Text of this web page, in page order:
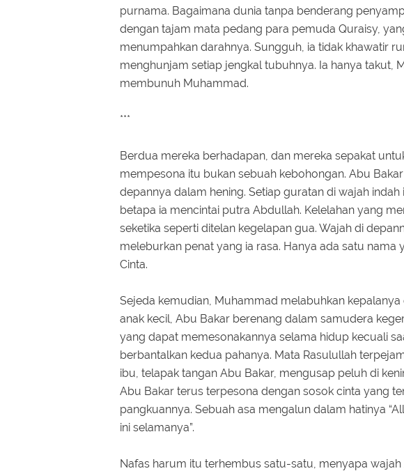
purnama. Bagaimana dunia tanpa benderang
dengan tajam mata pedang para pemuda Quraisy,
menumpahkan darahnya. Sungguh, ia tidak khawatir
menghunjam setiap jengkal tubuhnya. Ia hanya takut,
membunuh Muhammad.
***
Berdua mereka berhadapan, dan mereka sepakat
mempesona itu bukan sebuah kebohongan. Abu
depannya dalam hening. Setiap guratan di wajah
betapa ia mencintai putra Abdullah. Kelelahan yang
seketika seperti ditelan kegelapan gua. Wajah di
meleburkan penat yang ia rasa. Hanya ada satu
Cinta.
Sejeda kemudian, Muhammad melabuhkan
anak kecil, Abu Bakar berenang dalam samudera
yang dapat memesonakannya selama hidup kecuali
berbantalkan kedua pahanya. Mata Rasulullah
ibu, telapak tangan Abu Bakar, mengusap peluh di
Abu Bakar terus terpesona dengan sosok cinta yang
pangkuannya. Sebuah asa mengalun dalam hatinya
ini selamanya”.
Nafas harum itu terhembus satu-satu, menyapa